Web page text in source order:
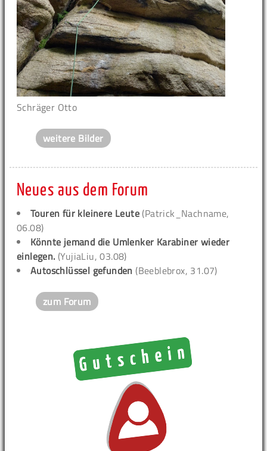
Schräger Otto
weitere Bilder
Neues aus dem Forum
Touren für kleinere Leute (Patrick_Nachname,
06.08)
Könnte jemand die Umlenker Karabiner wieder
einlegen. (YujiaLiu, 03.08)
Autoschlüssel gefunden (Beeblebrox, 31.07)
zum Forum